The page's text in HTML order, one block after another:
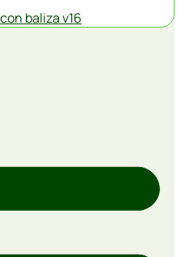
baliza v16